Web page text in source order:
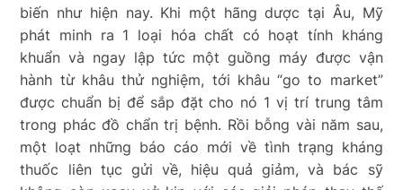
biến như hiện nay. Khi một hãng dược tại Âu, Mỹ
phát minh ra 1 loại hóa chất có hoạt tính kháng
khuẩn và ngay lập tức một guồng máy được vận
hành từ khâu thử nghiệm, tới khâu “go to market”
được chuẩn bị để sắp đặt cho nó 1 vị trí trung tâm
trong phác đồ chẩn trị bệnh. Rồi bỗng vài năm sau,
một loạt những báo cáo mới về tình trạng kháng
thuốc liên tục gửi về, hiệu quả giảm, và bác sỹ